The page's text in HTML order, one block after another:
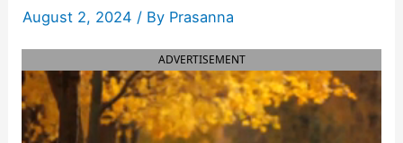
August 2, 2024 / By Prasanna
ADVERTISEMENT